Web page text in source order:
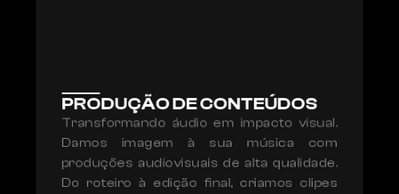
PRODUÇÃO DE CONTEÚDOS
Transformando áudio em impacto visual.
Damos imagem à sua música com
produções audiovisuais de alta qualidade.
Do roteiro à edição final, criamos clipes